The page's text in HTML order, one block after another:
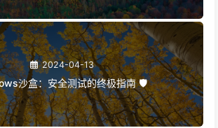
2024-04-13
沙盒：安全测试的终极指南 🛡️